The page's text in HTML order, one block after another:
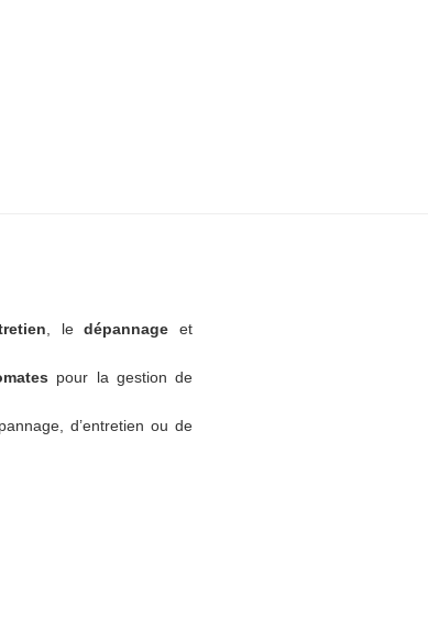
, ledépannage et
pour la gestion de
d’entretien ou de